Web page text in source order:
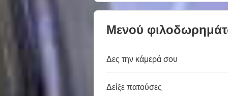
Μενού
Δες την κάμερά σου
Δείξε πατούσες